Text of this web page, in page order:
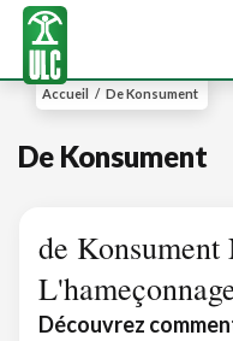
Accueil / De Konsument
De Konsument
de Konsument
Découvrez